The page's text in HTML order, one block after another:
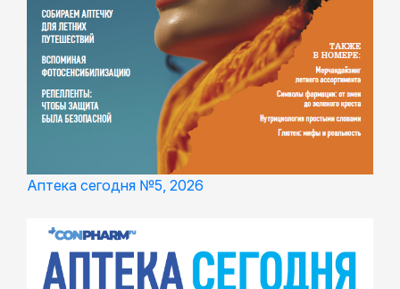
Аптека сегодня №5, 2026